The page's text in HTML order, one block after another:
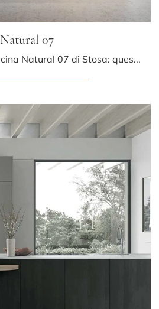
Natural 07
Scopri di più sulla cucina Natural 07 di Stosa: questa soluzione in laccato opaco sarà la scelta ideale per te!